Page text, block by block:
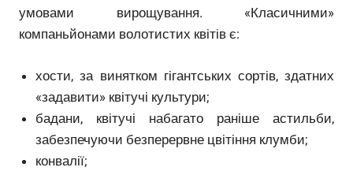
умовами вирощування. «Класичними»
компаньйонами волотистих квітів є:
хости, за винятком гігантських сортів, здатних
«задавити» квітучі культури;
бадани, квітучі набагато раніше астильби,
забезпечуючи безперервне цвітіння клумби;
конвалії;